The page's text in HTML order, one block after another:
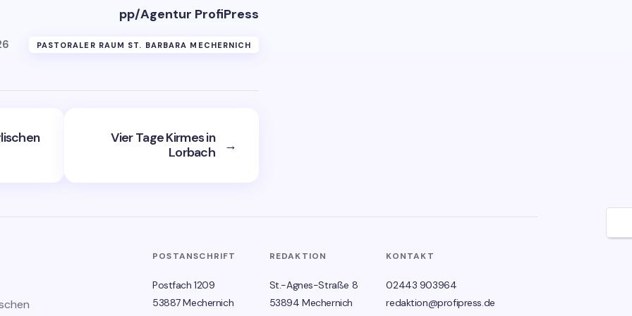
pp/Agentur ProfiPress
PASTORALER RAUM ST. BARBARA MECHERNICH
Vier Tage Kirmes in
Lorbach
→
POSTANSCHRIFT
Postfach 1209
53887 Mechernich
REDAKTION
St.-Agnes-Straße 8
53894 Mechernich
KONTAKT
02443 903964
redaktion@profipress.de